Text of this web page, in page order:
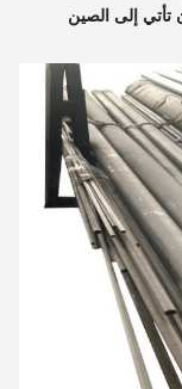
تأتي إلى الصين